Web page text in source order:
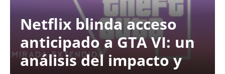
Netflix blinda acceso
anticipado a GTA VI: un
análisis del impacto y